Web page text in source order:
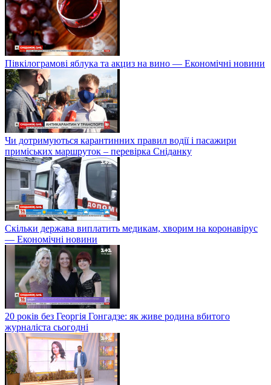
Півкілограмові яблука та акциз на вино — Економічні новини
Чи дотримуються карантинних правил водії і пасажири
приміських маршруток – перевірка Сніданку
Скільки держава виплатить медикам, хворим на коронавірус
— Економічні новини
20 років без Георгія Гонгадзе: як живе родина вбитого
журналіста сьогодні